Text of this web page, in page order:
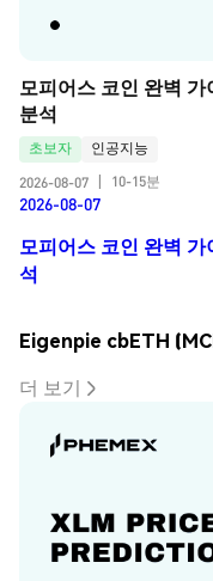
모피어스 코인 완벽
분석
초보자
인공지능
2026-08-07
10-15분
2026-08-07
모피어스 코인 완벽
석
Eigenpie cbETH
더 보기